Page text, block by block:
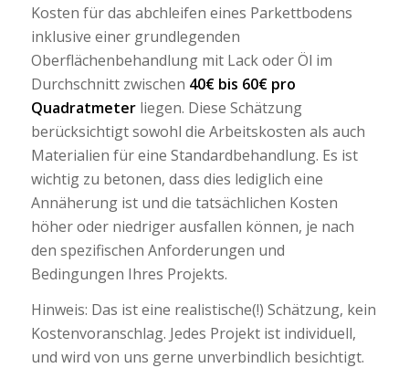
Kosten für das abchleifen eines Parkettbodens
inklusive einer grundlegenden
Oberflächenbehandlung mit Lack oder Öl im
Durchschnitt zwischen 40€ bis 60€ pro
Quadratmeterliegen. Diese Schätzung
berücksichtigt sowohl die Arbeitskosten als auch
Materialien für eine Standardbehandlung. Es ist
wichtig zu betonen, dass dies lediglich eine
Annäherung ist und die tatsächlichen Kosten
höher oder niedriger ausfallen können, je nach
den spezifischen Anforderungen und
Bedingungen Ihres Projekts.
Hinweis: Das ist eine realistische(!) Schätzung, kein
Kostenvoranschlag. Jedes Projekt ist individuell,
und wird von uns gerne unverbindlich besichtigt.